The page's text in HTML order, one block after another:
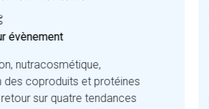
évènement
nutracosmétique,
des coproduits et protéines
sur quatre tendances